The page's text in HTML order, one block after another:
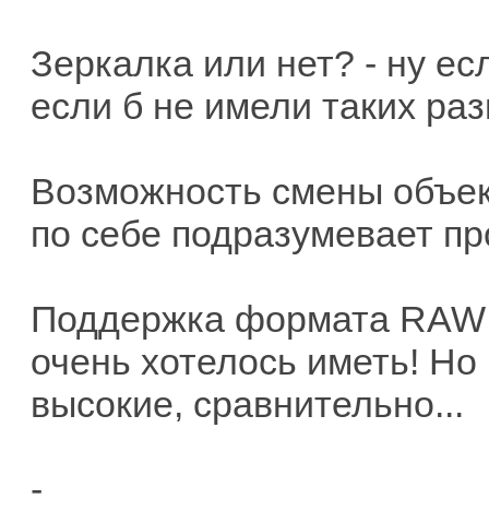
Зеркалка или нет? - ну
если б не имели таких
Возможность смены
по себе подразумевает
Поддержка формата RAW
очень хотелось иметь!
высокие, сравнительно...
-